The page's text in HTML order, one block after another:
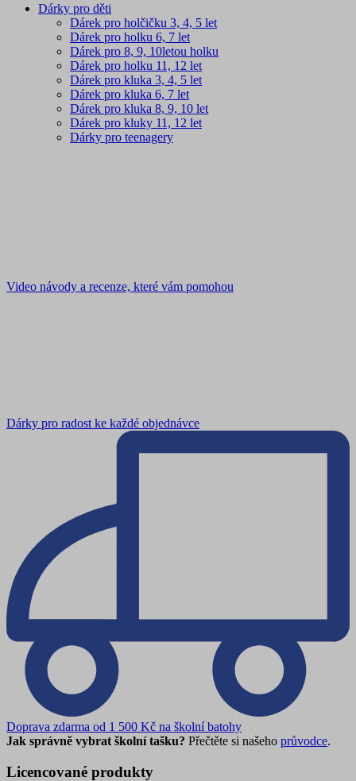
Dárky pro děti
Dárek pro holčičku 3, 4, 5 let
Dárek pro holku 6, 7 let
Dárek pro 8, 9, 10letou holku
Dárek pro holku 11, 12 let
Dárek pro kluka 3, 4, 5 let
Dárek pro kluka 6, 7 let
Dárek pro kluka 8, 9, 10 let
Dárek pro kluky 11, 12 let
Dárky pro teenagery
Video návody a recenze, které vám pomohou
Dárky pro radost ke každé objednávce
Doprava zdarma od 1 500 Kč na školní batohy
Jak správně vybrat školní tašku? Přečtěte si našeho průvodce.
Licencované produkty